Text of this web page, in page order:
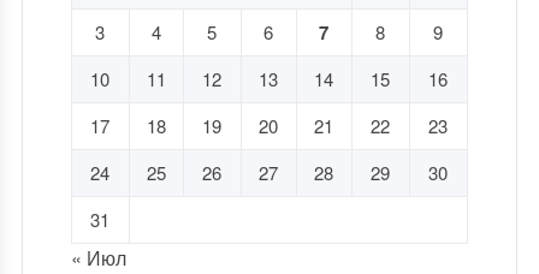
3
4 5 6 7 8
9
10
11 12 13 14 15
16
17
18 19 20 21 22
23
24
25 26 27 28 29
30
31
« Июл